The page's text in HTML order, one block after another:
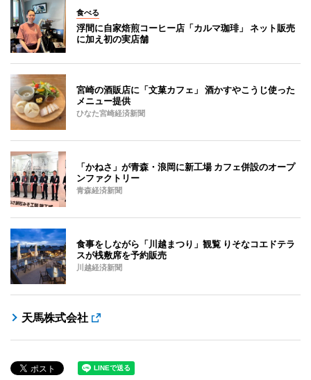
食べる
浮間に自家焙煎コーヒー店「カルマ珈琲」 ネット販売
に加え初の実店舗
宮崎の酒販店に「文菓カフェ」 酒かすやこうじ使った
メニュー提供
ひなた宮崎経済新聞
「かねさ」が青森・浪岡に新工場 カフェ併設のオープ
ンファクトリー
青森経済新聞
食事をしながら「川越まつり」観覧 りそなコエドテラ
スが桟敷席を予約販売
川越経済新聞
天馬株式会社